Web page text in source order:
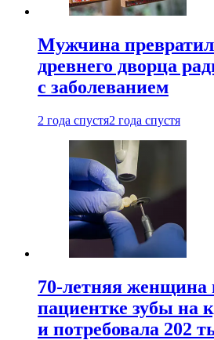
Мужчина
древнего дворца
с заболеванием
2 года спустя2 года спустя
70-летняя женщина
пациентке зубы на
и потребовала 202